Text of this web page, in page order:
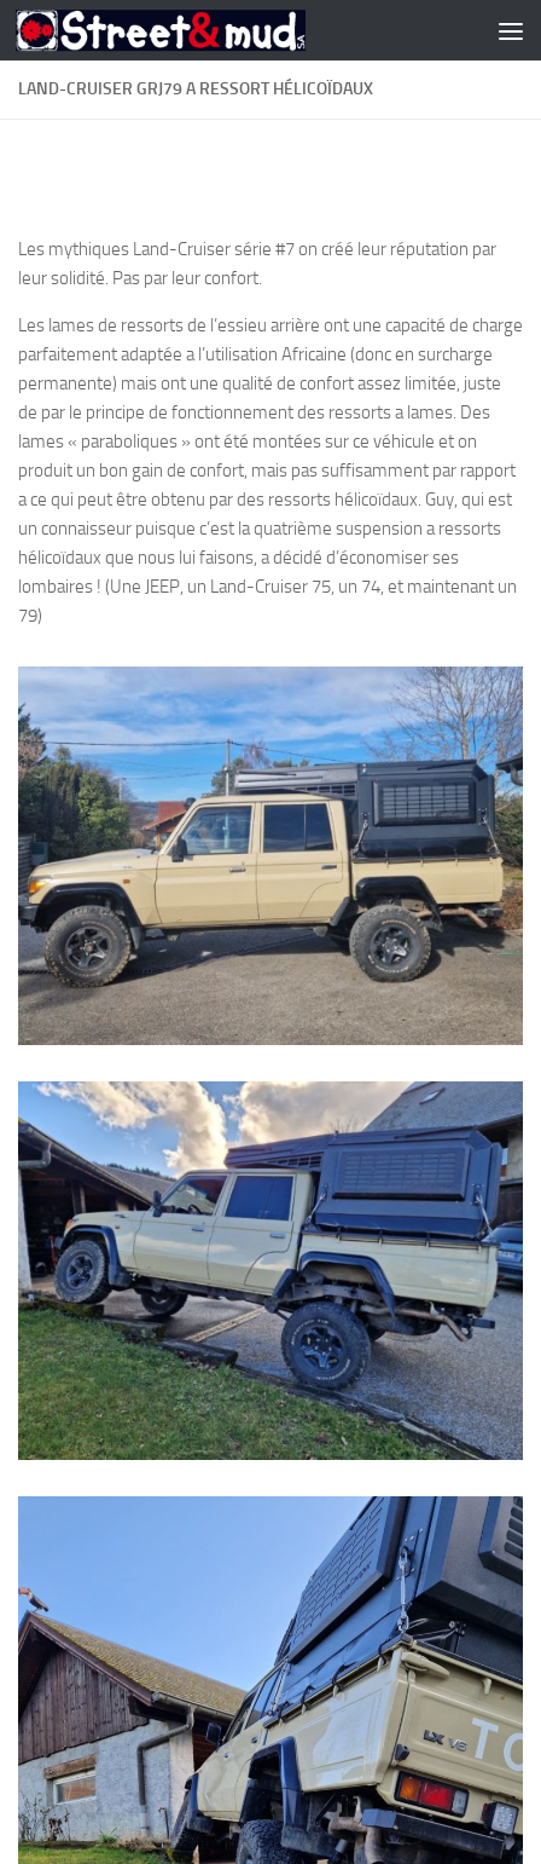
Skip to content
LAND-CRUISER GRJ79 A RESSORT HÉLICOÏDAUX
Les mythiques Land-Cruiser série #7 on créé leur réputation par
leur solidité. Pas par leur confort.
Les lames de ressorts de l’essieu arrière ont une capacité de charge
parfaitement adaptée a l’utilisation Africaine (donc en surcharge
permanente) mais ont une qualité de confort assez limitée, juste
de par le principe de fonctionnement des ressorts a lames. Des
lames « paraboliques » ont été montées sur ce véhicule et on
produit un bon gain de confort, mais pas suffisamment par rapport
a ce qui peut être obtenu par des ressorts hélicoïdaux. Guy, qui est
un connaisseur puisque c’est la quatrième suspension a ressorts
hélicoïdaux que nous lui faisons, a décidé d’économiser ses
lombaires ! (Une JEEP, un Land-Cruiser 75, un 74, et maintenant un
79)